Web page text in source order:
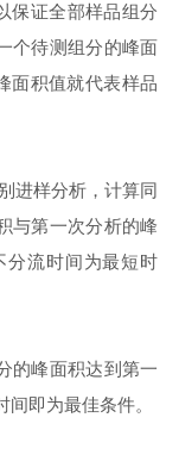
保证全部样品组分
个待测组分的峰面
面积值就代表样品
进样分析，计算同
与第一次分析的峰
分流时间为最短时
的峰面积达到第一
即为最佳条件。